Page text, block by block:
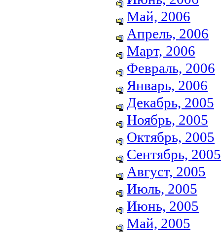
Май, 2006
Апрель, 2006
Март, 2006
Февраль, 2006
Январь, 2006
Декабрь, 2005
Ноябрь, 2005
Октябрь, 2005
Сентябрь, 2005
Август, 2005
Июль, 2005
Июнь, 2005
Май, 2005